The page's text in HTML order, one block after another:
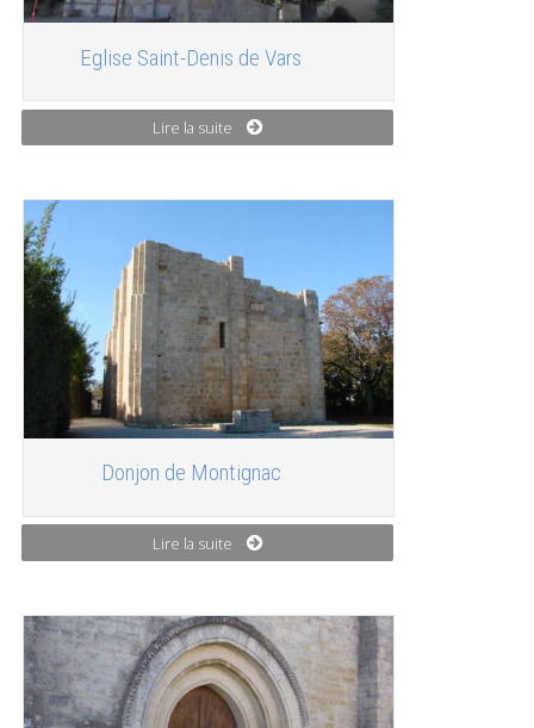
Eglise Saint-Denis de Vars
Lire la suite
Donjon de Montignac
Lire la suite